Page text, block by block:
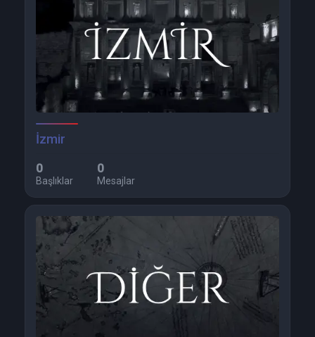
İzmir
0
Başlıklar
0
Mesajlar